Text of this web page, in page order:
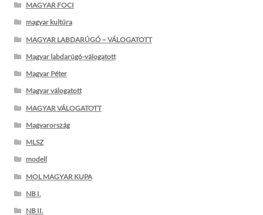
MAGYAR FOCI
magyar kultúra
MAGYAR LABDARÚGÓ – VÁLOGATOTT
Magyar labdarúgó-válogatott
Magyar Péter
Magyar válogatott
MAGYAR VÁLOGATOTT
Magyarország
MLSZ
modell
MOL MAGYAR KUPA
NB I.
NB II.